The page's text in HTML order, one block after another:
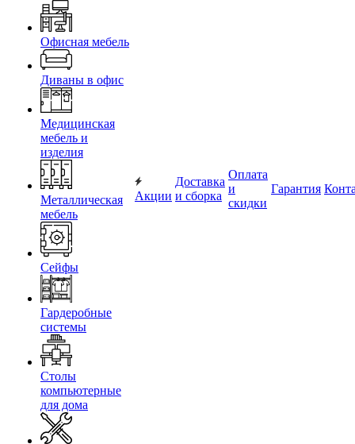
Офисная мебель
Диваны в офис
Медицинская
мебель и
изделия
Металлическая
мебель
Сейфы
Гардеробные
системы
Столы
компьютерные
для дома
Акции
Доставка
и сборка
Оплата
и
скидки
Гарантия